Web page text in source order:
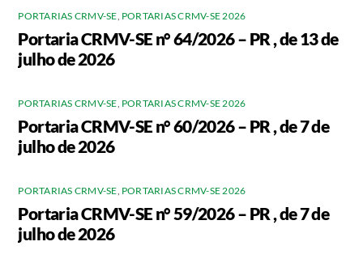
PORTARIAS CRMV-SE PORTARIAS CRMV-SE 2026
Portaria CRMV-SE n° 64/2026 – PR , de 13 de
julho de 2026
PORTARIAS CRMV-SE PORTARIAS CRMV-SE 2026
Portaria CRMV-SE n° 60/2026 – PR , de 7 de
julho de 2026
PORTARIAS CRMV-SE PORTARIAS CRMV-SE 2026
Portaria CRMV-SE n° 59/2026 – PR , de 7 de
julho de 2026